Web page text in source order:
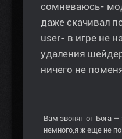
сомневаюсь-
даже скачивал
user- в игре не
удаления
ничего не
Вам звонят от Бога
немного,я ж еще не